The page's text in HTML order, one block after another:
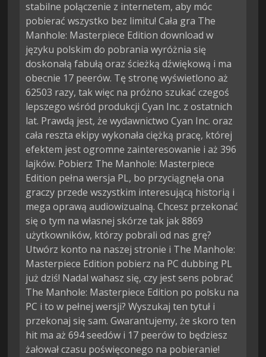
stabilne połączenie z internetem, aby móc
pobierać wszystko bez limitu! Cała gra The
Manhole: Masterpiece Edition download w
języku polskim do pobrania wyróżnia się
doskonałą fabułą oraz ścieżką dźwiękową i ma
obecnie 17 peerów. Tę stronę wyświetlono aż
62503 razy, tak więc na próżno szukać czegoś
lepszego wśród produkcji Cyan Inc. z ostatnich
lat. Prawdą jest, że wydawnictwo Cyan Inc. oraz
cała reszta ekipy wykonała ciężką pracę, której
efektem jest ogromne zainteresowanie i aż 396
lajków. Pobierz The Manhole: Masterpiece
Edition pełna wersja PL, bo przyciągnęła ona
graczy przede wszystkim interesującą historią i
mega oprawą audiowizualną. Chcesz przekonać
się o tym na własnej skórze tak jak 8869
użytkowników, którzy pobrali od nas grę?
Utwórz konto na naszej stronie i The Manhole:
Masterpiece Edition pobierz na PC dubbing PL
już dziś! Nadal wahasz się, czy jest sens pobrać
The Manhole: Masterpiece Edition po polsku na
PC i to w pełnej wersji? Wyszukaj ten tytuł i
przekonaj się sam. Gwarantujemy, że skoro ten
hit ma aż 694 seedów i 17 peerów to będziesz
żałował czasu poświęconego na pobieranie!